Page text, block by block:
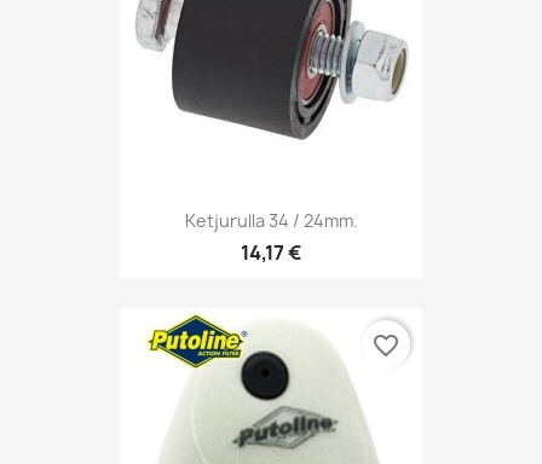
Ketjurulla 34 / 24mm.
14,17 €
favorite_border